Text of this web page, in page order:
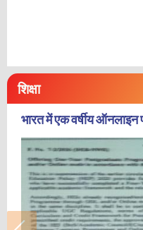
शिक्षा
भारत में एक वर्षीय ऑनलाइन